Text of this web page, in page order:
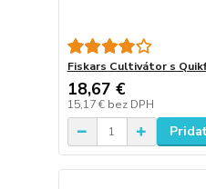
Fiskars Cultivátor s
18,67 €
15,17 € bez DPH